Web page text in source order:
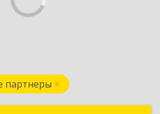
партнеры